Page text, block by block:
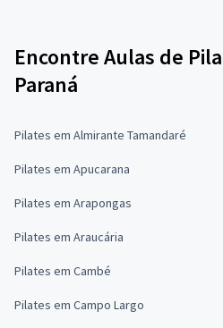
Encontre Aulas de
Paraná
Pilates em Almirante Tamandaré
Pilates em Apucarana
Pilates em Arapongas
Pilates em Araucária
Pilates em Cambé
Pilates em Campo Largo